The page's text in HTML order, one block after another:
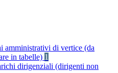
amministrativi di vertice (da
in tabelle) 1
dirigenziali (dirigenti non